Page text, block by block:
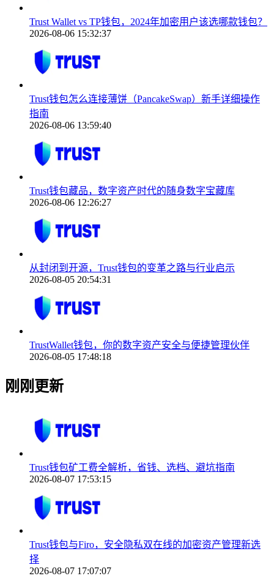
Trust Wallet vs TP钱包，2024年加密用户该选哪款钱包？
2026-08-06 15:32:37
Trust钱包怎么连接薄饼（PancakeSwap）新手详细操作
指南
2026-08-06 13:59:40
Trust钱包藏品，数字资产时代的随身数字宝藏库
2026-08-06 12:26:27
从封闭到开源，Trust钱包的变革之路与行业启示
2026-08-05 20:54:31
TrustWallet钱包，你的数字资产安全与便捷管理伙伴
2026-08-05 17:48:18
刚刚更新
Trust钱包矿工费全解析，省钱、选档、避坑指南
2026-08-07 17:53:15
Trust钱包与Firo，安全隐私双在线的加密资产管理新选
择
2026-08-07 17:07:07